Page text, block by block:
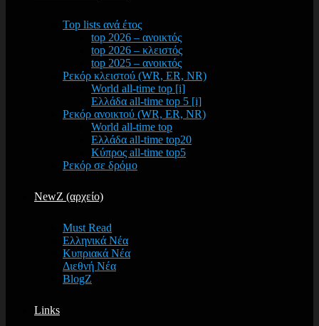
Top lists ανά έτος
top 2026 – ανοικτός
top 2026 – κλειστός
top 2025 – ανοικτός
Ρεκόρ κλειστού (WR, ER, NR)
World all-time top [i]
Ελλάδα all-time top 5 [i]
Ρεκόρ ανοικτού (WR, ER, NR)
World all-time top
Ελλάδα all-time top20
Κύπρος all-time top5
Ρεκόρ σε δρόμο
NewZ (αρχείο)
Must Read
Ελληνικά Νέα
Κυπριακά Νέα
Διεθνή Νέα
BlogZ
Links